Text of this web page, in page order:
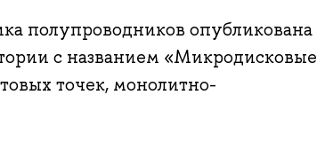
полупроводников опубликована
с названием «Микродисковые
точек, монолитно-